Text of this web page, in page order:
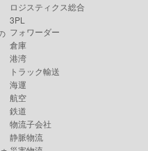
ロジスティクス総合
3PL
フォワーダー
倉庫
港湾
トラック輸送
海運
航空
鉄道
物流子会社
静脈物流